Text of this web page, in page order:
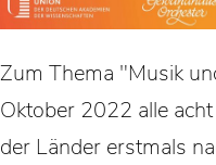
Zum Thema "Musik
Oktober 2022 alle
der Länder erstmals